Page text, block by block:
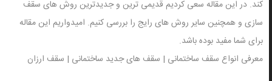
کند. در این مقاله سعی کردیم قدیمی ترین و جدیدترین روش های سقف
سازی و همچنین سایر روش های رایج را بررسی کنیم. امیدواریم این مقاله
برای شما مفید بوده باشد.
معرفی انواع سقف ساختمانی | سقف های جدید ساختمانی | سقف ارزان